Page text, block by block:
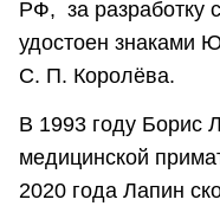
РФ, за разработку
удостоен знаками
С. П. Королёва.
В 1993 году Борис
медицинской
2020 года Лапин